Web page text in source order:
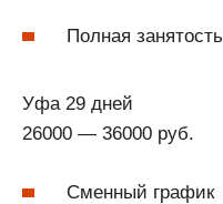
Полная занятость
Уфа 29 дней
26000 — 36000 руб.
Сменный график